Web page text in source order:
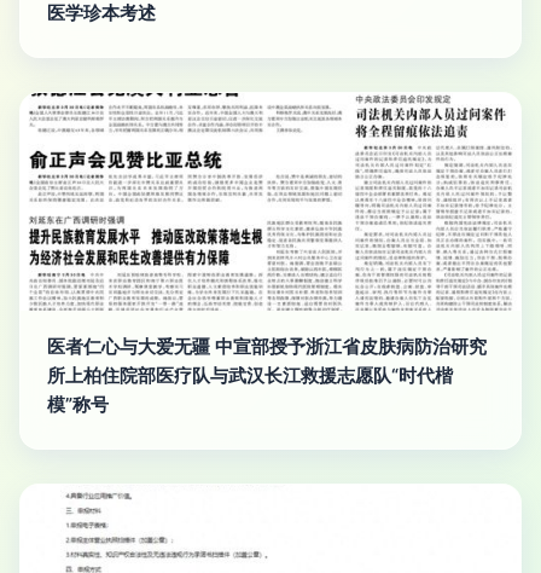
医学珍本考述
医者仁心与大爱无疆 中宣部授予浙江省皮肤病防治研究
所上柏住院部医疗队与武汉长江救援志愿队“时代楷
模”称号